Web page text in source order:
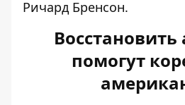
Ричард Бренсон.
Восстановить
помогут